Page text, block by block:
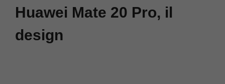
Huawei Mate 20 Pro, il
design